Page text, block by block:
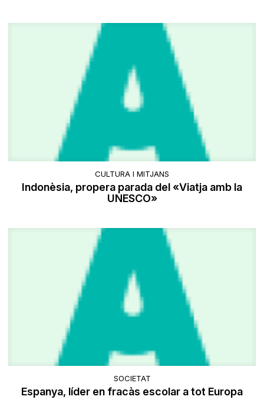
CULTURA I MITJANS
Indonèsia, propera parada del «Viatja amb la
UNESCO»
SOCIETAT
Espanya, líder en fracàs escolar a tot Europa